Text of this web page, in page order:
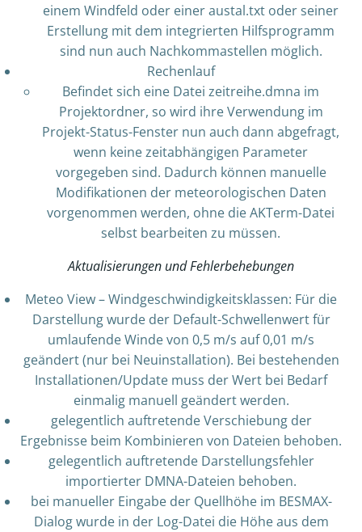
einem Windfeld oder einer austal.txt oder seiner
Erstellung mit dem integrierten Hilfsprogramm
sind nun auch Nachkommastellen möglich.
Rechenlauf
Befindet sich eine Datei zeitreihe.dmna im
Projektordner, so wird ihre Verwendung im
Projekt-Status-Fenster nun auch dann abgefragt,
wenn keine zeitabhängigen Parameter
vorgegeben sind. Dadurch können manuelle
Modifikationen der meteorologischen Daten
vorgenommen werden, ohne die AKTerm-Datei
selbst bearbeiten zu müssen.
Aktualisierungen und Fehlerbehebungen
Meteo View – Windgeschwindigkeitsklassen: Für die
Darstellung wurde der Default-Schwellenwert für
umlaufende Winde von 0,5 m/s auf 0,01 m/s
geändert (nur bei Neuinstallation). Bei bestehenden
Installationen/Update muss der Wert bei Bedarf
einmalig manuell geändert werden.
gelegentlich auftretende Verschiebung der
Ergebnisse beim Kombinieren von Dateien behoben.
gelegentlich auftretende Darstellungsfehler
importierter DMNA-Dateien behoben.
bei manueller Eingabe der Quellhöhe im BESMAX-
Dialog wurde in der Log-Datei die Höhe aus dem